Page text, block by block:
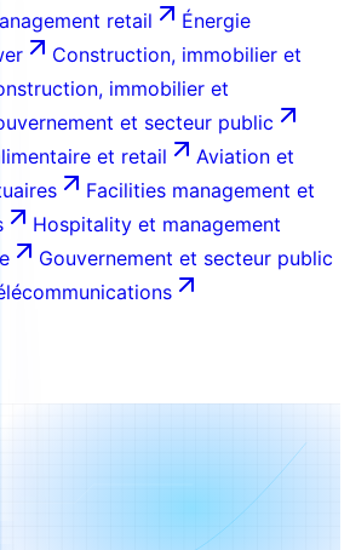
retail
Énergie
Construction, immobilier et
immobilier et
et secteur public
et retail
Aviation et
Facilities management et
Hospitality et management
Gouvernement et secteur public